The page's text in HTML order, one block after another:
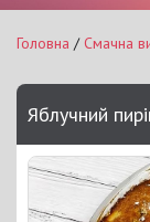
Головна / Смачна
Яблучний